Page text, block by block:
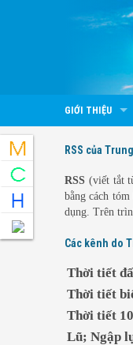
GIỚI THIỆU
RSS của
RSS (viết tắt
bằng cách
dụng. Trên
Các kênh do
Thời tiết
Thời tiết
Thời tiết
Lũ; Ngập